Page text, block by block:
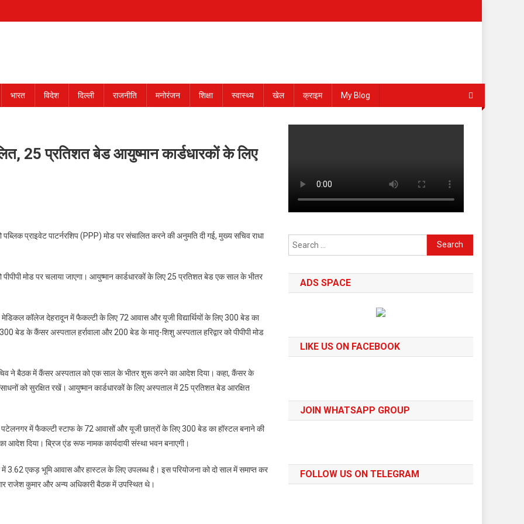
भारत विदेश दिल्ली राजनीति मनोरंजन शिक्षा स्वास्थ्य खेल क्राइम My Blog
25 प्रतिशत बेड आयुष्मान कार्डधारकों के लिए
प्राइवेट पाटर्नरशिप (PPP) मोड पर संचालित करने की अनुमति दी गई, मुख्य सचिव राधा
मोड पर चलाया जाएगा। आयुष्मान कार्डधारकों के लिए 25 प्रतिशत बेड एक साल के भीतर
मेडिकल कॉलेज देहरादून में फैकल्टी के लिए 72 आवास और यूजी विद्यार्थियों के लिए 300 बेड का
बेड के कैंसर अस्पताल हर्रावाला और 200 बेड के मातृ-शिशु अस्पताल हरिद्वार को पीपीपी मोड
ने बैठक में कैंसर अस्पताल को एक साल के भीतर शुरू करने का आदेश दिया। कहा, कैंसर के
को सुरक्षित रखें। आयुष्मान कार्डधारकों के लिए अस्पताल में 25 प्रतिशत बेड आरक्षित
में फैकल्टी स्टाफ के 72 आवासों और यूजी छात्रों के लिए 300 बेड का हॉस्टल बनाने की
आदेश दिया। ब्रिज एंड रूफ नामक कार्यदायी संस्था भवन बनाएगी।
में 3.62 एकड़ भूमि आवास और हास्टल के लिए उपलब्ध है। इस परियोजना को दो साल में समाप्त कर
राजेश कुमार और अन्य अधिकारी बैठक में उपस्थित थे।
Search
for:
ADS SPACE
LIKE US ON FACEBOOK
JOIN WHATSAPP GROUP
FOLLOW US ON TELEGRAM